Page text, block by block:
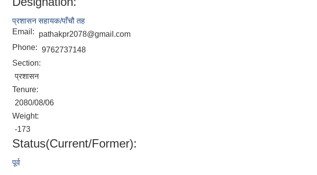
प्रशासन सहायक/पाँचौ तह
Email:
pathakpr2078@gmail.com
Phone: 9762737148
Section:
प्रशासन
Tenure:
2080/08/06
Weight:
-173
Status(Current/Former):
पूर्व